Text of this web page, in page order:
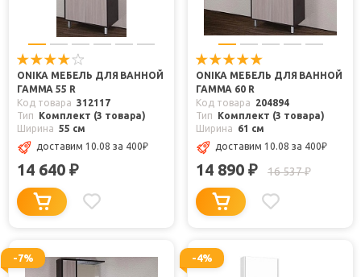
ONIKA МЕБЕЛЬ ДЛЯ ВАННОЙ
ГАММА 55 R
Код товара 312117
Тип
Комплект (3 товара)
Ширина 55 см
доставим 10.08 за 400₽
14 640 ₽
ONIKA МЕБЕЛЬ ДЛЯ ВАННОЙ
ГАММА 60 R
Код товара
204894
Тип
Комплект (3 товара)
Ширина
61 см
доставим 10.08 за 400₽
14 890 ₽ 16 537₽
-7% -4%